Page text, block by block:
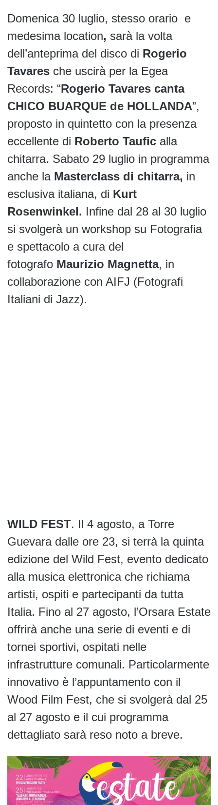
Domenica 30 luglio, stesso orario e
medesima location, sarà la volta
dell’anteprima del disco di Rogerio
Tavares che uscirà per la Egea
Records: “Rogerio Tavares canta
CHICO BUARQUE de HOLLANDA”,
proposto in quintetto con la presenza
eccellente di Roberto Taufic alla
chitarra. Sabato 29 luglio in programma
anche la Masterclass di chitarra, in
esclusiva italiana, di Kurt
Rosenwinkel. Infine dal 28 al 30 luglio
si svolgerà un workshop su Fotografia
e spettacolo a cura del
fotografo Maurizio Magnetta, in
collaborazione con AIFJ (Fotografi
Italiani di Jazz).
WILD FEST. Il 4 agosto, a Torre
Guevara dalle ore 23, si terrà la quinta
edizione del Wild Fest, evento dedicato
alla musica elettronica che richiama
artisti, ospiti e partecipanti da tutta
Italia. Fino al 27 agosto, l’Orsara Estate
offrirà anche una serie di eventi e di
tornei sportivi, ospitati nelle
infrastrutture comunali. Particolarmente
innovativo è l’appuntamento con il
Wood Film Fest, che si svolgerà dal 25
al 27 agosto e il cui programma
dettagliato sarà reso noto a breve.